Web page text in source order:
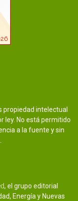
propiedad intelectual
ley. No está permitido
a la fuente y sin
, el grupo editorial
Energía y Nuevas